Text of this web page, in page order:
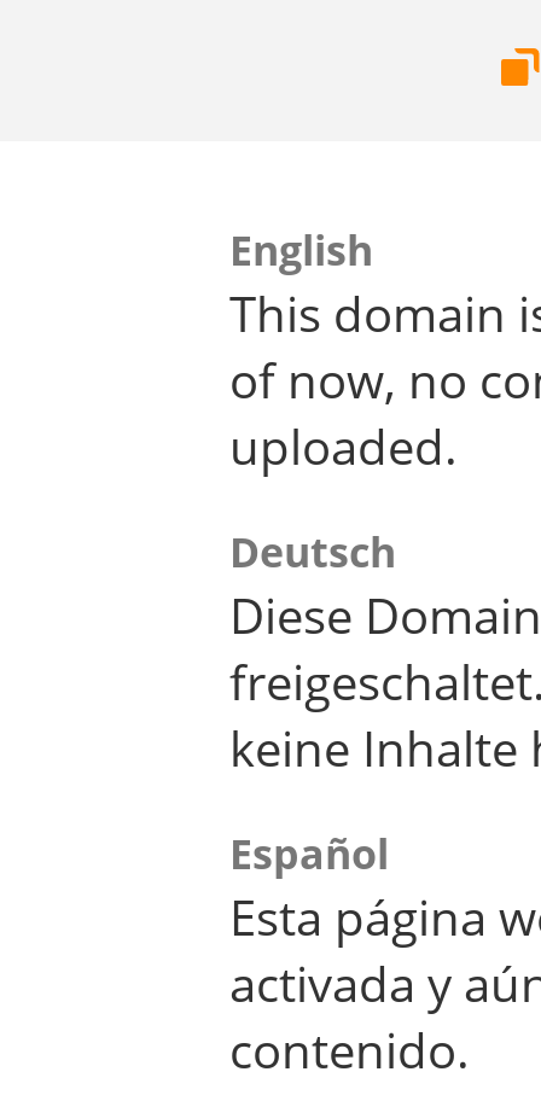
English
This domain
of now, no
uploaded.
Deutsch
Diese
keine Inhalte
Español
Esta página
activada y
contenido.